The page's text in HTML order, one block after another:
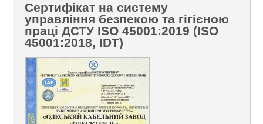
Сертифікат на систему
управління безпекою та гігієною
праці ДСТУ ISO 45001:2019 (ISO
45001:2018, IDT)